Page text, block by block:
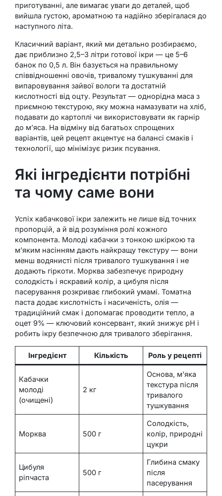
приготуванні, але вимагає уваги до деталей, щоб
вийшла густою, ароматною та надійно зберігалася до
наступного літа.
Класичний варіант, який ми детально розбираємо,
дає приблизно 2,5–3 літри готової ікри — це 5–6
банок по 0,5 л. Він базується на правильному
співвідношенні овочів, тривалому тушкуванні для
випаровування зайвої вологи та достатній
кислотності від оцту. Результат — однорідна маса з
приємною текстурою, яку можна намазувати на хліб,
подавати до картоплі чи використовувати як гарнір
до м’яса. На відміну від багатьох спрощених
варіантів, цей рецепт акцентує на балансі смаків і
технології, що мінімізує ризик псування.
Які інгредієнти потрібні
та чому саме вони
Успіх кабачкової ікри залежить не лише від точних
пропорцій, а й від розуміння ролі кожного
компонента. Молоді кабачки з тонкою шкіркою та
м’яким насінням дають найкращу текстуру — вони
менш водянисті після тривалого тушкування і не
додають гіркоти. Морква забезпечує природну
солодкість і яскравий колір, а цибуля після
пасерування розкриває глибокий умамі. Томатна
паста додає кислотність і насиченість, олія —
традиційний смак і допомагає проводити тепло, а
оцет 9% — ключовий консервант, який знижує pH і
робить ікру безпечною для тривалого зберігання.
Інгредієнт Кількість Роль у рецепті
Кабачки
молоді
(очищені)
2 кг
Основа, м’яка
текстура після
тривалого
тушкування
Морква 500 г
Солодкість,
колір, природні
цукри
Цибуля
ріпчаста
500 г
Глибина смаку
після
пасерування